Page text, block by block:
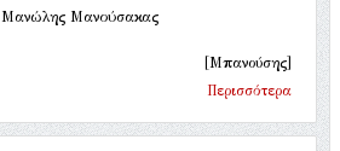
Μανώλης Μανούσακας
[Μπανούσης]
Περισσότερα